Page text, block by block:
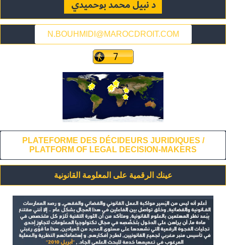
N.BOUHMIDI@MAROCDROIT.COM
PLATEFORME DES DÉCIDEURS JURIDIQUES /
PLATFORM OF LEGAL DECISION-MAKERS
عينك الرقمية على المعلومة القانونية